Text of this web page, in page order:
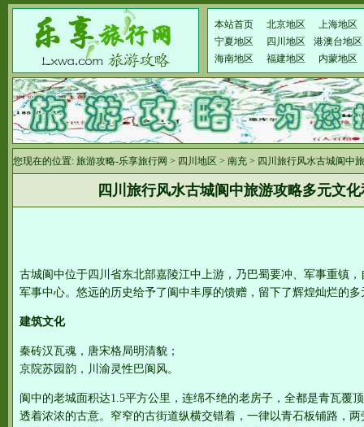
本站首页 北京地区
上海地区
宁夏地区
四川地区
港澳台地区
海南地区
福建地区 内蒙地区
您现在的位置: 旅游攻略-乐享旅行网 > 四川地区 > 南充 > 四川旅行风水古城阆中
四川旅行风水古城阆中旅游攻略多元文
古城阆中位于四川省东北部嘉陵江中上游，乃巴蜀要冲、军事重镇
军事中心。悠远的历史给予了阆中丰厚的馈赠，留下了辉煌灿烂的多
建筑文化
秦砖汉瓦魂，唐宋格局明清貌；
京院苏园韵，川渝灵性巴阆风。
阆中的老城面积达1.5平方公里，连绵不绝的老房子，全都是青瓦覆
透着浓浓的古意。窄窄的古街道纵横交错着，一律以青石板铺路，